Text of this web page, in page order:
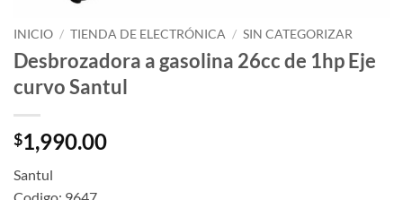
INICIO / TIENDA DE ELECTRÓNICA / SIN CATEGORIZAR
Desbrozadora a gasolina 26cc de 1hp Eje
curvo Santul
$1,990.00
Santul